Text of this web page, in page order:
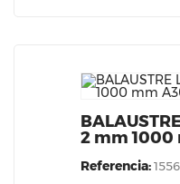
2 mm 1000
Referencia: